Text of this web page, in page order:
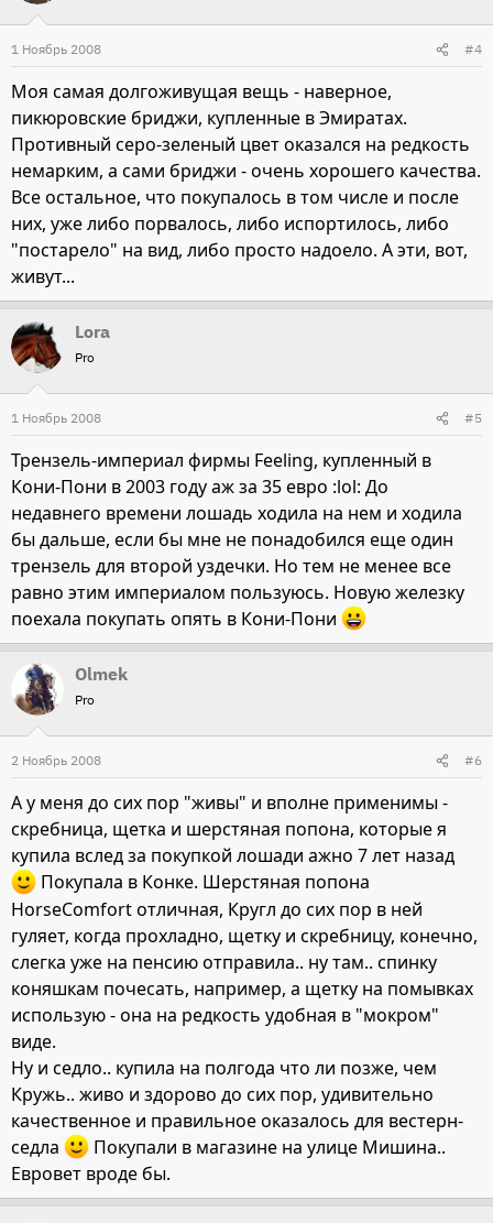
1 Ноябрь 2008 #4
Моя самая долгоживущая вещь - наверное,
пикюровские бриджи, купленные в Эмиратах.
Противный серо-зеленый цвет оказался на редкость
немарким, а сами бриджи - очень хорошего качества.
Все остальное, что покупалось в том числе и после
них, уже либо порвалось, либо испортилось, либо
"постарело" на вид, либо просто надоело. А эти, вот,
живут...
Lora
Pro
1 Ноябрь 2008 #5
Трензель-империал фирмы Feeling, купленный в
Кони-Пони в 2003 году аж за 35 евро :lol: До
недавнего времени лошадь ходила на нем и ходила
бы дальше, если бы мне не понадобился еще один
трензель для второй уздечки. Но тем не менее все
равно этим империалом пользуюсь. Новую железку
поехала покупать опять в Кони-Пони
Olmek
Pro
2 Ноябрь 2008 #6
А у меня до сих пор "живы" и вполне применимы -
скребница, щетка и шерстяная попона, которые я
купила вслед за покупкой лошади ажно 7 лет назад
Покупала в Конке. Шерстяная попона
HorseComfort отличная, Кругл до сих пор в ней
гуляет, когда прохладно, щетку и скребницу, конечно,
слегка уже на пенсию отправила.. ну там.. спинку
коняшкам почесать, например, а щетку на помывках
использую - она на редкость удобная в "мокром"
виде.
Ну и седло.. купила на полгода что ли позже, чем
Кружь.. живо и здорово до сих пор, удивительно
качественное и правильное оказалось для вестерн-
седла
Покупали в магазине на улице Мишина..
Евровет вроде бы.